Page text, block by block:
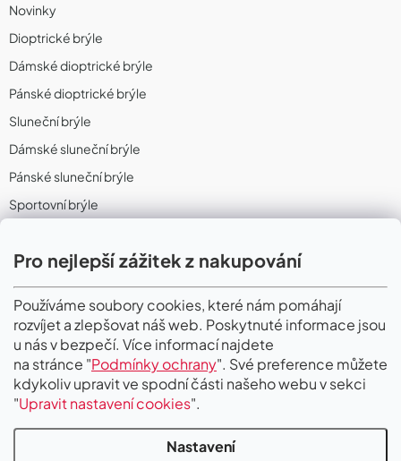
Pro nejlepší zážitek z nakupování
Používáme soubory cookies, které nám pomáhají
rozvíjet a zlepšovat náš web. Poskytnuté informace jsou
u nás v bezpečí. Více informací najdete
na stránce "Podmínky ochrany". Své preference můžete
kdykoliv upravit ve spodní části našeho webu v sekci
"Upravit nastavení cookies".
Nastavení
Novinky
Dioptrické brýle
Dámské dioptrické brýle
Pánské dioptrické brýle
Sluneční brýle
Dámské sluneční brýle
Pánské sluneční brýle
Sportovní brýle
Sportovní dioptrické brýle
II. Jakost
PŘIJÍMÁME ONLINE PLATBY